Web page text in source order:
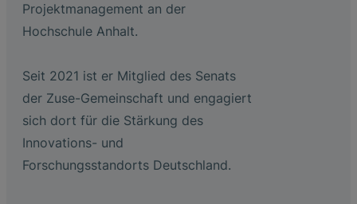
Projektmanagement an der
Hochschule Anhalt.
Seit 2021 ist er Mitglied des Senats
der Zuse-Gemeinschaft und engagiert
sich dort für die Stärkung des
Innovations- und
Forschungsstandorts Deutschland.